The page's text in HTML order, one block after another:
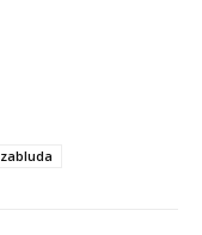
zabluda